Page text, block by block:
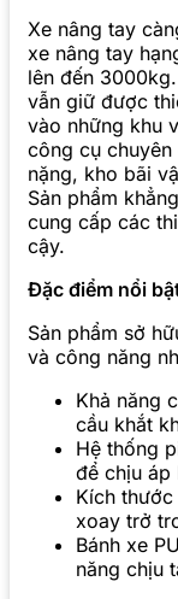
Xe nâng tay
xe nâng tay
lên đến
vẫn giữ được
vào những khu
công cụ
nặng, kho bãi
Sản phẩm
cung cấp các
cậy.
Đặc điểm nổi
Sản phẩm sở
và công năng
Khả năng
cầu khắt
Hệ thống
để chịu áp
Kích
xoay trở
Bánh xe
năng chịu